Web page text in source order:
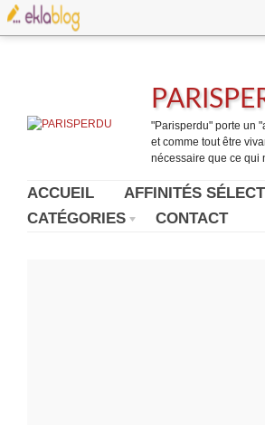
"Parisperdu" porte un
et comme tout être
nécessaire que ce qui
ACCUEIL AFFINITÉS
CATÉGORIES
CONTACT